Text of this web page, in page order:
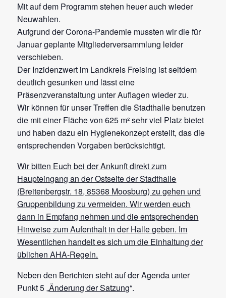
Mit auf dem Programm stehen heuer auch wieder
Neuwahlen.
Aufgrund der Corona-Pandemie mussten wir die für
Januar geplante Mitgliederversammlung leider
verschieben.
Der Inzidenzwert im Landkreis Freising ist seitdem
deutlich gesunken und lässt eine
Präsenzveranstaltung unter Auflagen wieder zu.
Wir können für unser Treffen die Stadthalle benutzen
die mit einer Fläche von 625 m² sehr viel Platz bietet
und haben dazu ein Hygienekonzept erstellt, das die
entsprechenden Vorgaben berücksichtigt.
Wir bitten Euch bei der Ankunft direkt zum
Haupteingang an der Ostseite der Stadthalle
(Breitenbergstr. 18, 85368 Moosburg) zu gehen und
Gruppenbildung zu vermeiden. Wir werden euch
dann in Empfang nehmen und die entsprechenden
Hinweise zum Aufenthalt in der Halle geben. Im
Wesentlichen handelt es sich um die Einhaltung der
üblichen AHA-Regeln.
Neben den Berichten steht auf der Agenda unter
Punkt 5 „Änderung der Satzung“.